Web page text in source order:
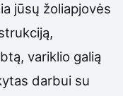
jūsų žoliapjovės
variklio galią
darbui su